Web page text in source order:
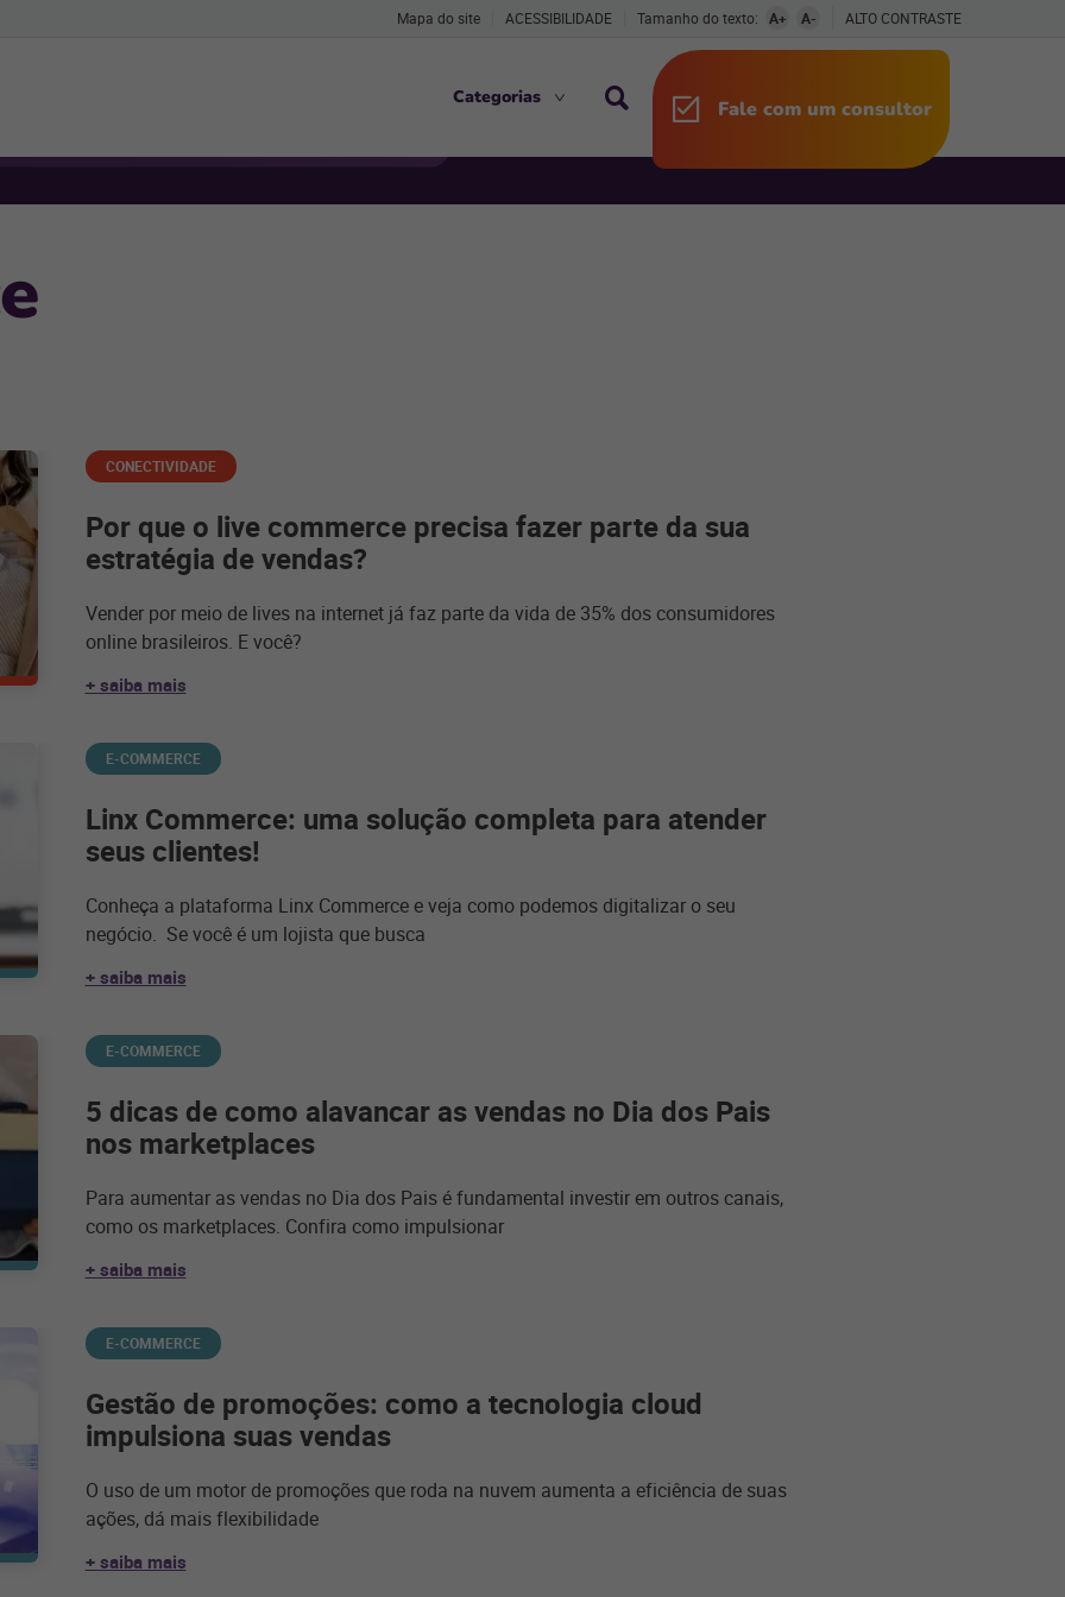
Mapa do site ACESSIBILIDADE Tamanho do texto: A+ A- ALTO CONTRASTE
Categorias Fale com um consultor
CONECTIVIDADE
Por que o live commerce precisa fazer parte da sua
estratégia de vendas?
Vender por meio de lives na internet já faz parte da vida de 35% dos consumidores
online brasileiros. E você?
+ saiba mais
E-COMMERCE
Linx Commerce: uma solução completa para atender
seus clientes!
Conheça a plataforma Linx Commerce e veja como podemos digitalizar o seu
negócio. Se você é um lojista que busca
+ saiba mais
E-COMMERCE
5 dicas de como alavancar as vendas no Dia dos Pais
nos marketplaces
Para aumentar as vendas no Dia dos Pais é fundamental investir em outros canais,
como os marketplaces. Confira como impulsionar
+ saiba mais
E-COMMERCE
Gestão de promoções: como a tecnologia cloud
impulsiona suas vendas
O uso de um motor de promoções que roda na nuvem aumenta a eficiência de suas
ações, dá mais flexibilidade
+ saiba mais